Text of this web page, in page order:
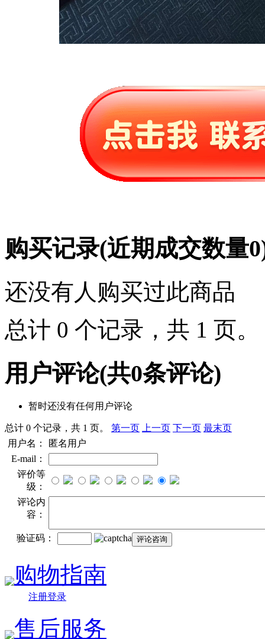
购买记录(近期成交数量0
还没有人购买过此商品
总计 0 个记录，共 1 页。
用户评论(共0条评论)
暂时还没有任何用户评论
总计 0 个记录，共 1 页。 第一页 上一页 下一页 最末页
用户名：
匿名用户
E-mail：
评价等
级：
评论内
容：
验证码：
购物指南
注册登录
售后服务